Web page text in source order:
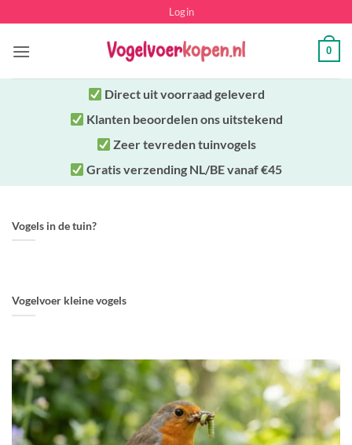
naar
inhoud
Login
0
Direct uitvoorraad geleverd
Klanten beoordelen ons uitstekend
Zeer tevreden tuinvogels
Gratis verzending NL/BE vanaf €45
Vogels in de tuin?
Vogelvoer kleine vogels